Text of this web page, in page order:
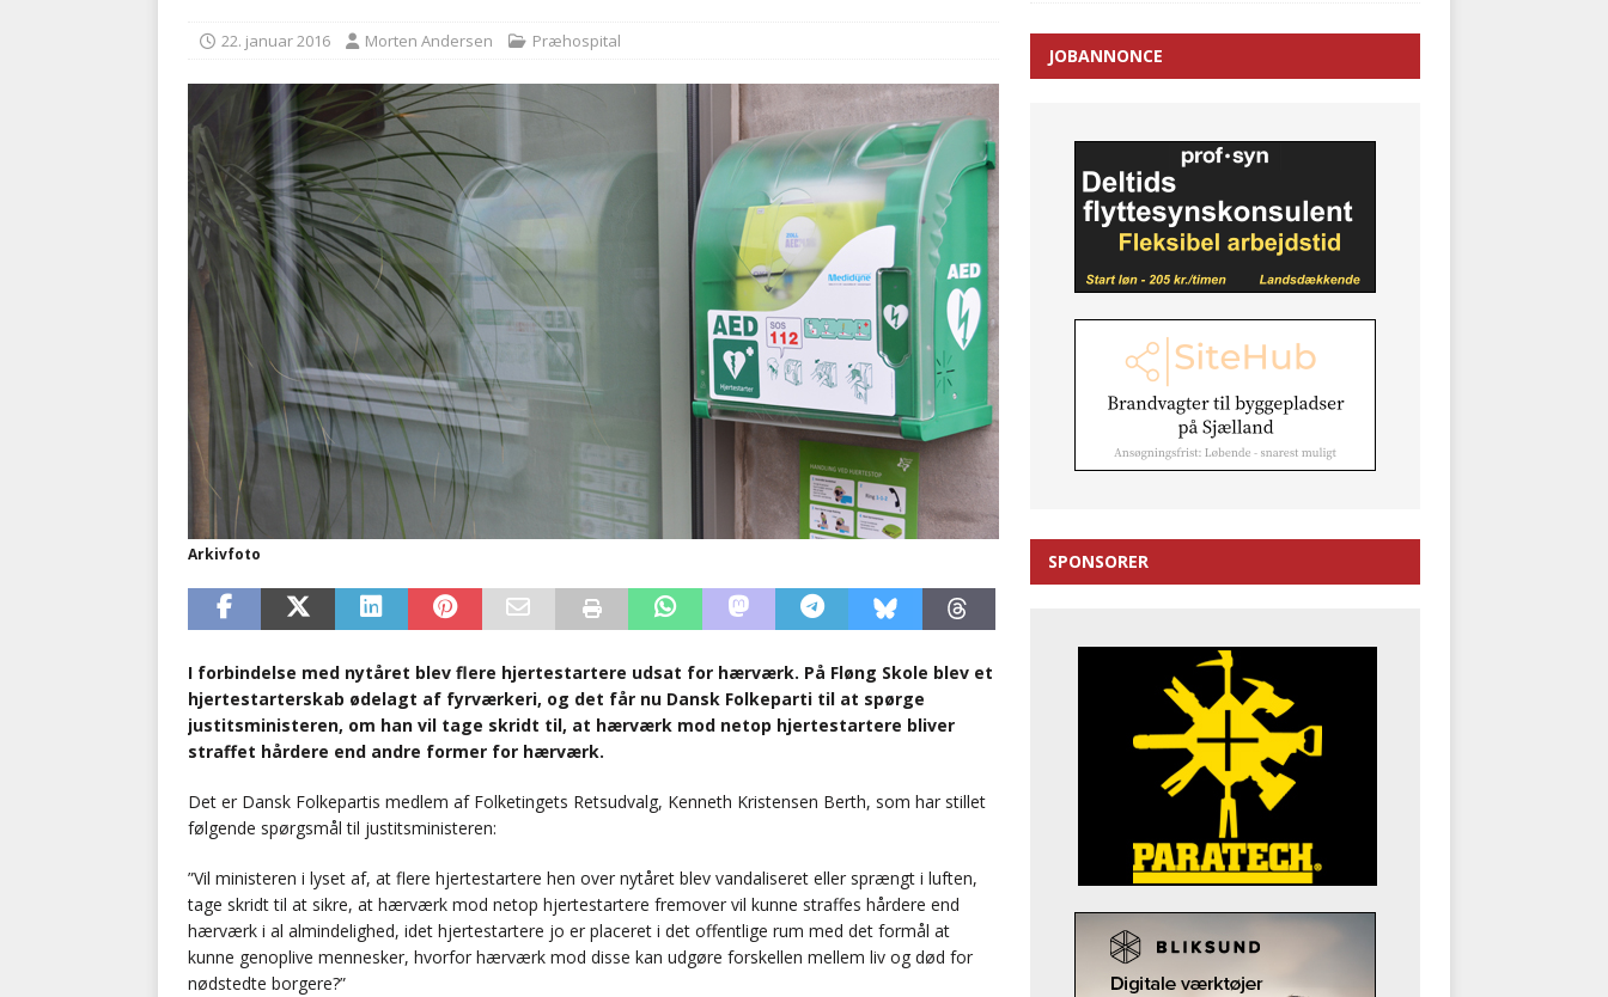
kriminalitet
BRANDVÆSEN
22. januar 2016 Morten Andersen Præhospital
Arkivfoto
I forbindelse med nytåret blev flere hjertestartere udsat for hærværk. På Fløng Skole blev et
hjertestarterskab ødelagt af fyrværkeri, og det får nu Dansk Folkeparti til at spørge
justitsministeren, om han vil tage skridt til, at hærværk mod netop hjertestartere bliver
straffet hårdere end andre former for hærværk.
Det er Dansk Folkepartis medlem af Folketingets Retsudvalg, Kenneth Kristensen Berth, som har stillet
følgende spørgsmål til justitsministeren:
”Vil ministeren i lyset af, at flere hjertestartere hen over nytåret blev vandaliseret eller sprængt i luften,
tage skridt til at sikre, at hærværk mod netop hjertestartere fremover vil kunne straffes hårdere end
hærværk i al almindelighed, idet hjertestartere jo er placeret i det offentlige rum med det formål at
kunne genoplive mennesker, hvorfor hærværk mod disse kan udgøre forskellen mellem liv og død for
nødstedte borgere?”
JOBANNONCE
SPONSORER